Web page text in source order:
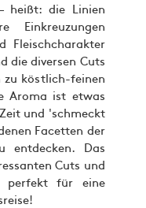
heißt: die Linien
Fleischcharakter
die diversen Cuts
zu köstlich-feinen
Aroma ist etwas
und 'schmeckt
Facetten der
entdecken. Das
Cuts und
perfekt für eine